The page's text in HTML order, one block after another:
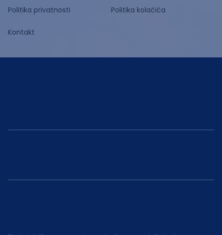
Politika privatnosti Politika kolačića
Kontakt